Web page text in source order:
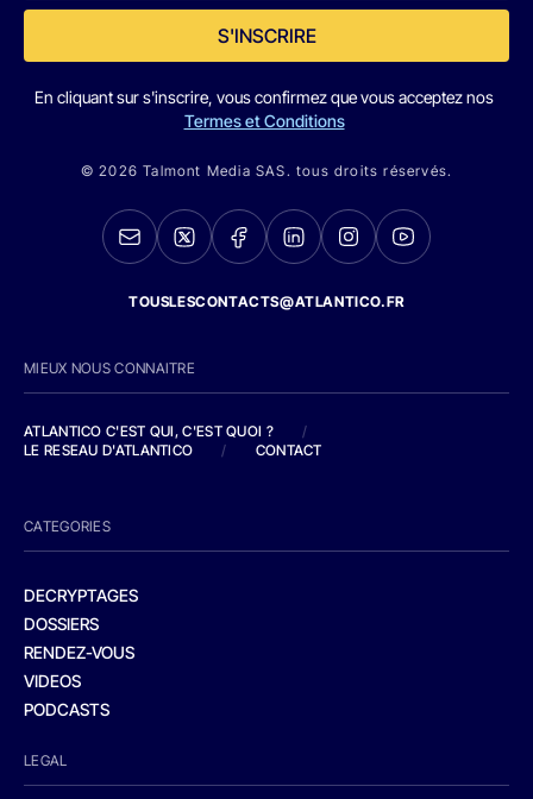
S'INSCRIRE
En cliquant sur s'inscrire, vous confirmez que vous acceptez nos
Termes et Conditions
© 2026 Talmont Media SAS. tous droits réservés.
TOUSLESCONTACTS@ATLANTICO.FR
MIEUX NOUS CONNAITRE
ATLANTICO C'EST QUI, C'EST QUOI ?
/
LE RESEAU D'ATLANTICO
/ CONTACT
CATEGORIES
DECRYPTAGES
DOSSIERS
RENDEZ-VOUS
VIDEOS
PODCASTS
LEGAL